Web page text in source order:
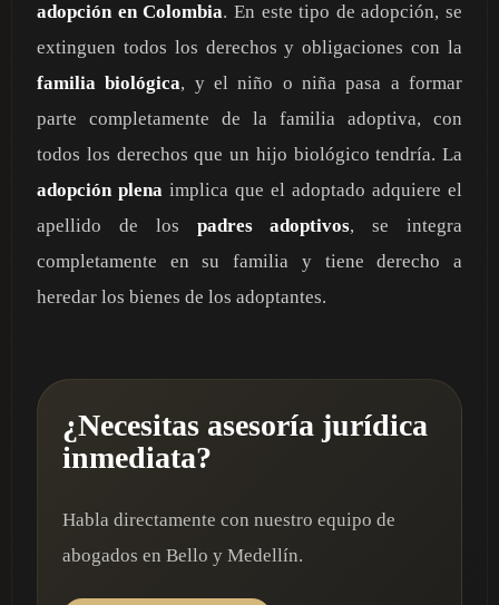
adopción en Colombia. En este tipo de adopción, se
extinguen todos los derechos y obligaciones con la
familia biológica, y el niño o niña pasa a formar
parte completamente de la familia adoptiva, con
todos los derechos que un hijo biológico tendría. La
adopción plena implica que el adoptado adquiere el
apellido de los padres adoptivos, se integra
completamente en su familia y tiene derecho a
heredar los bienes de los adoptantes.
¿Necesitas asesoría jurídica
inmediata?
Habla directamente con nuestro equipo de
abogados en Bello y Medellín.